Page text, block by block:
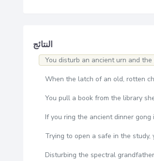
النتائج
You disturb an ancient urn and
When the latch of an old, rotten
You pull a book from the library
If you ring the ancient dinner
Trying to open a safe in the
Disturbing the spectral